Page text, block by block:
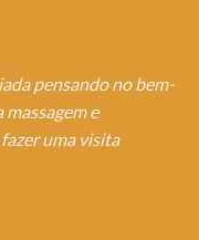
pensando no bem-
e
uma visita